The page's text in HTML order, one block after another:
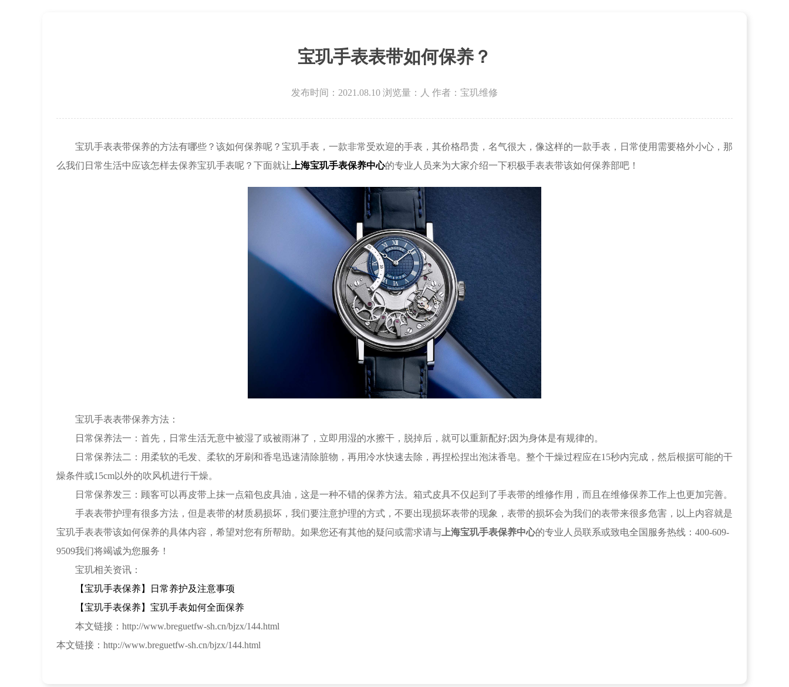
宝玑手表表带如何保养？
发布时间：2021.08.10 浏览量： 人 作者：宝玑维修
宝玑手表表带保养的方法有哪些？该如何保养呢？宝玑手表，一款非常受欢迎的手表，其价格昂贵，名气很大，像这样的一款手表，日常使用需要格外小心，那
么我们日常生活中应该怎样去保养宝玑手表呢？下面就让 上海宝玑手表保养中心的专业人员来为大家介绍一下积极手表表带该如何保养部吧！
宝玑手表表带保养方法：
日常保养法一：首先，日常生活无意中被湿了或被雨淋了，立即用湿的水擦干，脱掉后，就可以重新配好;因为身体是有规律的。
日常保养法二：用柔软的毛发、柔软的牙刷和香皂迅速清除脏物，再用冷水快速去除，再捏松捏出泡沫香皂。整个干燥过程应在15秒内完成，然后根据可能的干
燥条件或15cm以外的吹风机进行干燥。
日常保养发三：顾客可以再皮带上抹一点箱包皮具油，这是一种不错的保养方法。箱式皮具不仅起到了手表带的维修作用，而且在维修保养工作上也更加完善。
手表表带护理有很多方法，但是表带的材质易损坏，我们要注意护理的方式，不要出现损坏表带的现象，表带的损坏会为我们的表带来很多危害，以上内容就是
宝玑手表表带该如何保养的具体内容，希望对您有所帮助。如果您还有其他的疑问或需求请与 上海宝玑手表保养中心的专业人员联系或致电全国服务热线：400-609-
9509我们将竭诚为您服务！
宝玑相关资讯：
【宝玑手表保养】日常养护及注意事项
【宝玑手表保养】宝玑手表如何全面保养
本文链接：http://www.breguetfw-sh.cn/bjzx/144.html
本文链接：http://www.breguetfw-sh.cn/bjzx/144.html